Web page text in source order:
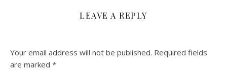
LEAVE A REPLY
Your email address will not be published. Required fields
are marked *